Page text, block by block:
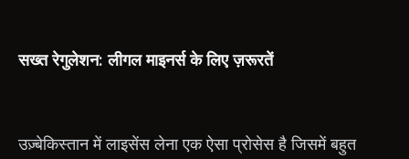
सख्त रेगुलेशन: लीगल माइनर्स के लिए ज़रूरतें
उज़्बेकिस्तान में लाइसेंस लेना एक ऐसा प्रोसेस है जिसमें बहुत